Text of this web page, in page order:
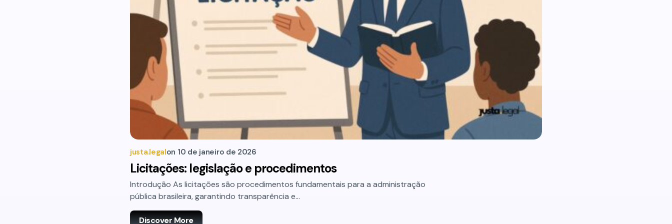
justa.legalon 10 de janeiro de 2026
Licitações: legislação e procedimentos
Introdução As licitações são procedimentos fundamentais para a administração
pública brasileira, garantindo transparência e…
Discover More